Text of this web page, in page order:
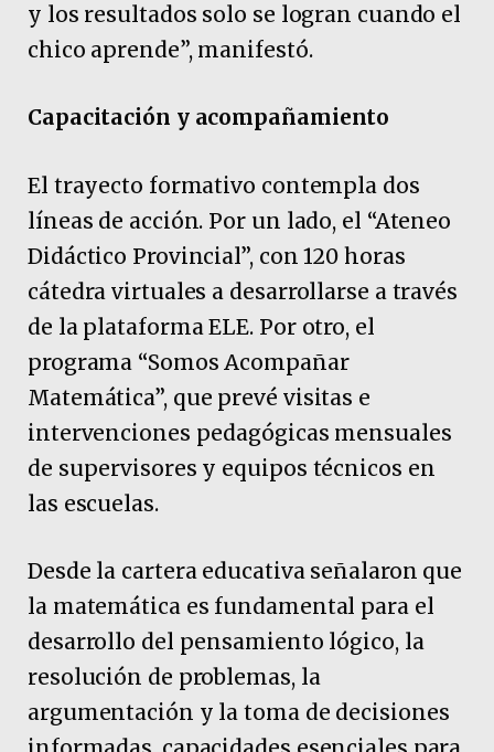
y los resultados solo se logran cuando el
chico aprende”, manifestó.
Capacitación y acompañamiento
El trayecto formativo contempla dos
líneas de acción. Por un lado, el “Ateneo
Didáctico Provincial”, con 120 horas
cátedra virtuales a desarrollarse a través
de la plataforma ELE. Por otro, el
programa “Somos Acompañar
Matemática”, que prevé visitas e
intervenciones pedagógicas mensuales
de supervisores y equipos técnicos en
las escuelas.
Desde la cartera educativa señalaron que
la matemática es fundamental para el
desarrollo del pensamiento lógico, la
resolución de problemas, la
argumentación y la toma de decisiones